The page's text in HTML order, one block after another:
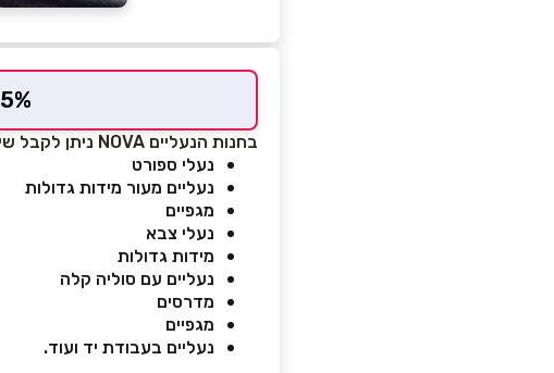
5% הנחה אוטומטית למשלמים בכרטיס המועדון
בחנות הנעליים NOVA ניתן לקבל שירות בנושאים:
נעלי ספורט
נעליים מעור מידות גדולות
מגפיים
נעלי צבא
מידות גדולות
נעליים עם סוליה קלה
מדרסים
מגפיים
נעליים בעבודת יד ועוד.